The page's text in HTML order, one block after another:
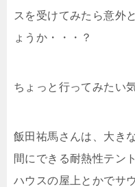
スを受けてみたら意外
ょうか・・・？
ちょっと行ってみたい
飯田祐馬さんは、大き
間にできる耐熱性テン
ハウスの屋上とかでサ